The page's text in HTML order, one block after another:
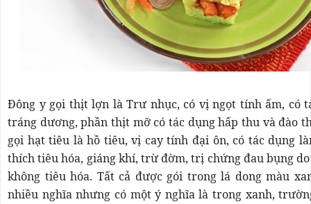
Đông y gọi thịt lợn là Trư nhục, có vị ngọt tính ấm, có
tráng dương, phần thịt mỡ có tác dụng hấp thu và đào
gọi hạt tiêu là hồ tiêu, vị cay tính đại ôn, có tác dụng
thích tiêu hóa, giáng khí, trừ đờm, trị chứng đau bụng
không tiêu hóa. Tất cả được gói trong lá dong màu
nhiều nghĩa nhưng có một ý nghĩa là trong xanh,